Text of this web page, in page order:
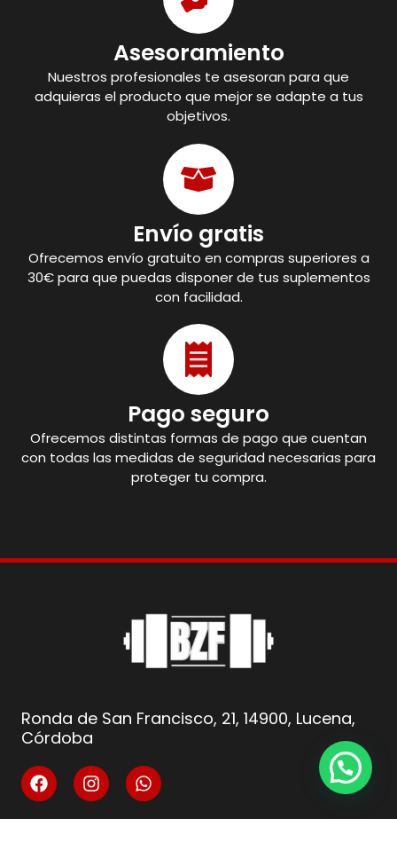
Asesoramiento
Nuestros profesionales te asesoran para que
adquieras el producto que mejor se adapte a tus
objetivos.
Envío gratis
Ofrecemos envío gratuito en compras superiores a
30€ para que puedas disponer de tus suplementos
con facilidad.
Pago seguro
Ofrecemos distintas formas de pago que cuentan
con todas las medidas de seguridad necesarias para
proteger tu compra.
Ronda de San Francisco, 21, 14900, Lucena,
Córdoba